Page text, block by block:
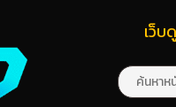
เว็บ